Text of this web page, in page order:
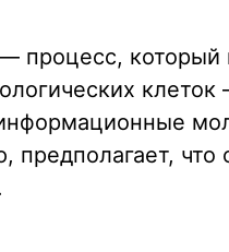
процесс, который
что